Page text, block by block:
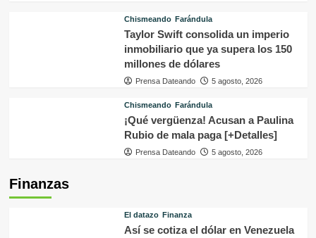
Chismeando Farándula
Taylor Swift consolida un imperio
inmobiliario que ya supera los 150
millones de dólares
Prensa Dateando 5 agosto, 2026
Chismeando Farándula
¡Qué vergüenza! Acusan a Paulina
Rubio de mala paga [+Detalles]
Prensa Dateando 5 agosto, 2026
Finanzas
El datazo Finanza
Así se cotiza el dólar en Venezuela